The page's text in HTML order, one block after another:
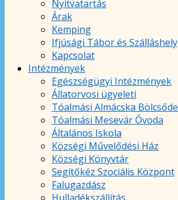
Nyitvatartás
Árak
Kemping
Ifjúsági Tábor és Szálláshely
Kapcsolat
Intézmények
Egészségügyi Intézmények
Állatorvosi ügyeleti
Tóalmási Almácska Bölcsőde
Tóalmási Mesevár Óvoda
Általános Iskola
Községi Művelődési Ház
Községi Könyvtár
Segítőkéz Szociális Központ
Falugazdász